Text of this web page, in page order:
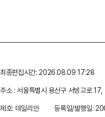
최종편집시간: 2026.08.09 17:28
주소 : 서울특별시 용산구 서빙고로
제호: 데일리안
등록일/발행일: